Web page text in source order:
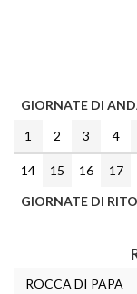
GIORNATE DI
1
2 3 4
14 15 16 17
GIORNATE DI
ROCCA DI PAPA